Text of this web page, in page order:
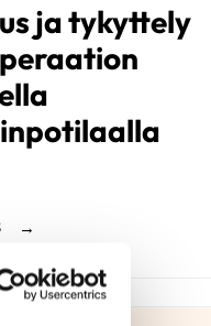
ja tykyttely